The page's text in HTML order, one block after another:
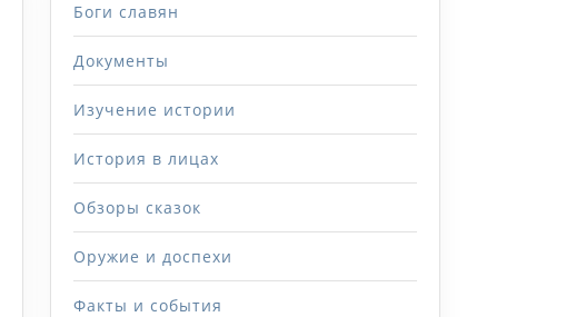
Боги славян
Документы
Изучение истории
История в лицах
Обзоры сказок
Оружие и доспехи
Факты и события